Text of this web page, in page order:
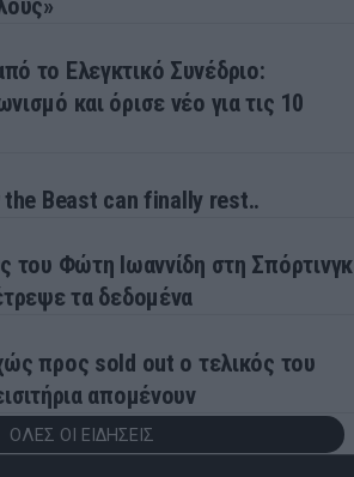
το Ελεγκτικό Συνέδριο:
και όρισε νέο για τις 10
Beast can finally rest..
του Φώτη Ιωαννίδη στη Σπόρτινγκ
τα δεδομένα
προς sold out ο τελικός του
απομένουν
ΟΛΕΣ ΟΙ ΕΙΔΗΣΕΙΣ